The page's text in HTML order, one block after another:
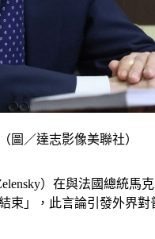
圖／達志影像美聯社）
）在與法國總統馬
束」，此言論引發外界對